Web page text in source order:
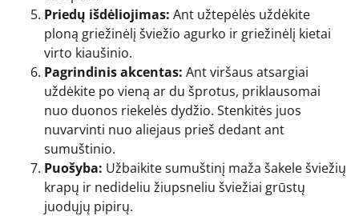
Priedų išdėliojimas: Ant užtepėlės uždėkite
ploną griežinėlį šviežio agurko ir griežinėlį kietai
virto kiaušinio.
Pagrindinis akcentas: Ant viršaus atsargiai
uždėkite po vieną ar du šprotus, priklausomai
nuo duonos riekelės dydžio. Stenkitės juos
nuvarvinti nuo aliejaus prieš dedant ant
sumuštinio.
Puošyba: Užbaikite sumuštinį maža šakele šviežių
krapų ir nedideliu žiupsneliu šviežiai grūstų
juodųjų pipirų.